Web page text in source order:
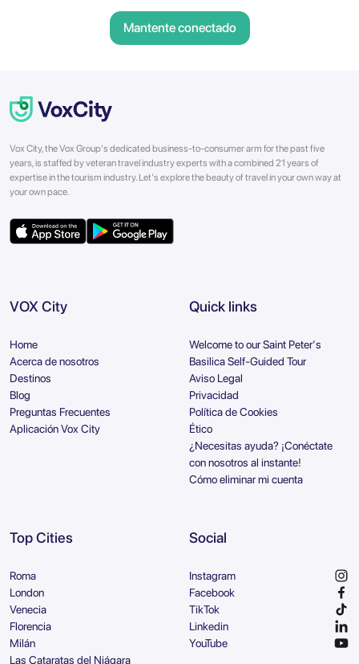
Mantente conectado
Vox City, the Vox Group's dedicated business-to-consumer arm for the past five
years, is staffed by veteran travel industry experts with a combined 21 years of
expertise in the tourism industry. Let's explore the beauty of travel in your own way at
your own pace.
VOX City
Home
Acerca de nosotros
Destinos
Blog
Preguntas Frecuentes
Aplicación Vox City
Quick links
Welcome to our Saint Peter's
Basilica Self-Guided Tour
Aviso Legal
Privacidad
Política de Cookies
Ético
¿Necesitas ayuda? ¡Conéctate
con nosotros al instante!
Cómo eliminar mi cuenta
Top Cities
Roma
London
Venecia
Florencia
Milán
Las Cataratas del Niágara
Social
Instagram
Facebook
TikTok
Linkedin
YouTube